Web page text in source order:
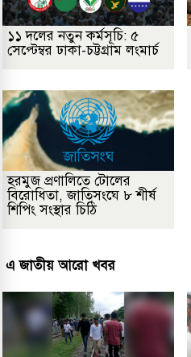
১১ দলের নতুন কর্মসূচি: ৫
সেপ্টেম্বর ঢাকা-চট্টগ্রাম লংমার্চ
হরমুজ প্রণালিতে টোলের
বিরোধিতা, জাতিসংঘে ৮ শীর্ষ
শিপিং সংস্থার চিঠি
এ জাতীয় আরো খবর